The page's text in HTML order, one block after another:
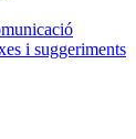
i suggeriments